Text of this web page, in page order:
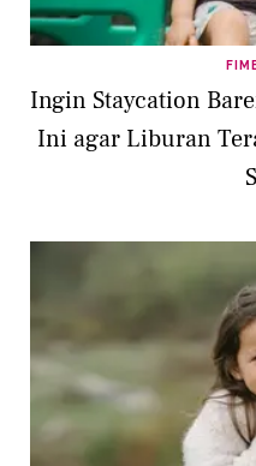
Ingin Staycation
Ini agar Liburan